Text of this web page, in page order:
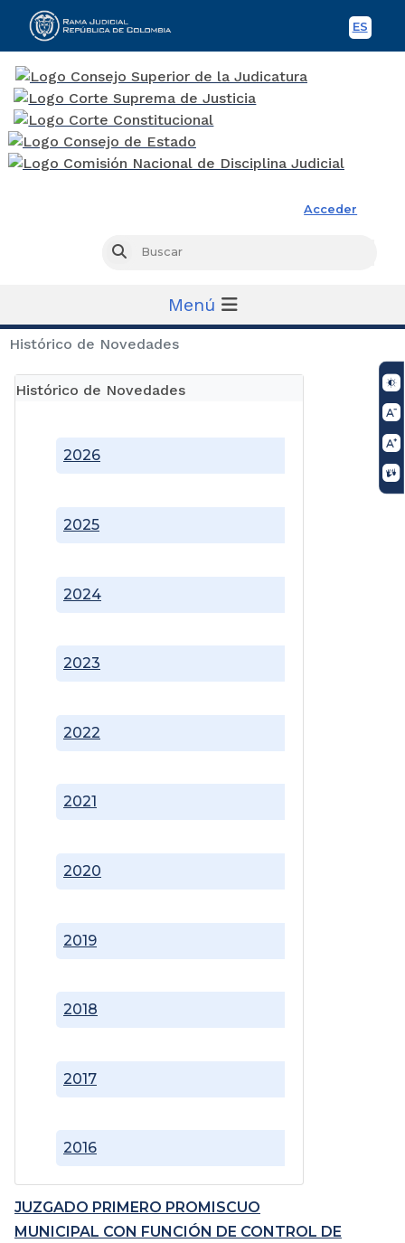
ES
Acceder
Buscar
Menú
Histórico de Novedades
Histórico de Novedades
2016
2017
2018
2019
2020
2021
2022
2023
2024
2025
2026
JUZGADO PRIMERO PROMISCUO
MUNICIPAL CON FUNCIÓN DE CONTROL DE